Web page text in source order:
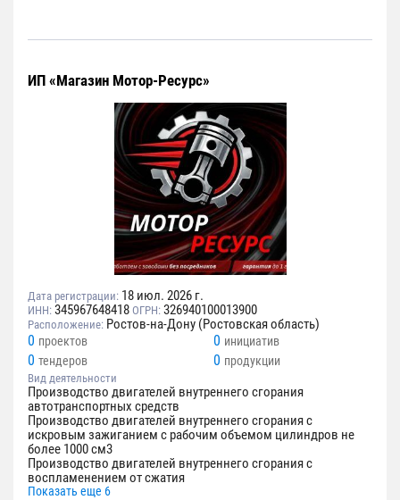
ИП «Магазин Мотор-Ресурс»
Дата регистрации: 18 июл. 2026 г.
ИНН: 345967648418 ОГРН: 326940100013900
Расположение: Ростов-на-Дону (Ростовская область)
0 проектов 0 инициатив
0 тендеров 0 продукции
Вид деятельности
Производство двигателей внутреннего сгорания
автотранспортных средств
Производство двигателей внутреннего сгорания с
искровым зажиганием с рабочим объемом цилиндров не
более 1000 см3
Производство двигателей внутреннего сгорания с
воспламенением от сжатия
Показать еще 6